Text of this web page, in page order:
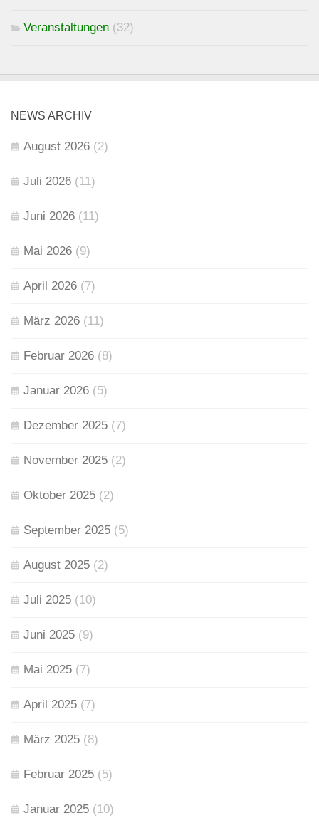
Veranstaltungen (32)
NEWS ARCHIV
August 2026 (2)
Juli 2026 (11)
Juni 2026 (11)
Mai 2026 (9)
April 2026 (7)
März 2026 (11)
Februar 2026 (8)
Januar 2026 (5)
Dezember 2025 (7)
November 2025 (2)
Oktober 2025 (2)
September 2025 (5)
August 2025 (2)
Juli 2025 (10)
Juni 2025 (9)
Mai 2025 (7)
April 2025 (7)
März 2025 (8)
Februar 2025 (5)
Januar 2025 (10)